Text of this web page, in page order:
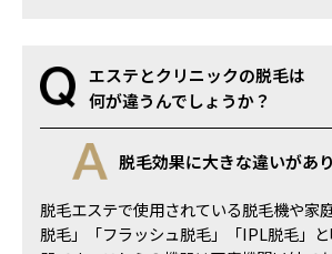
エステとクリニックの脱毛は
何が違うんでしょうか？
脱毛効果に大きな違いがあり
脱毛エステで使用されている脱毛機や家
脱毛」「フラッシュ脱毛」「IPL脱毛」